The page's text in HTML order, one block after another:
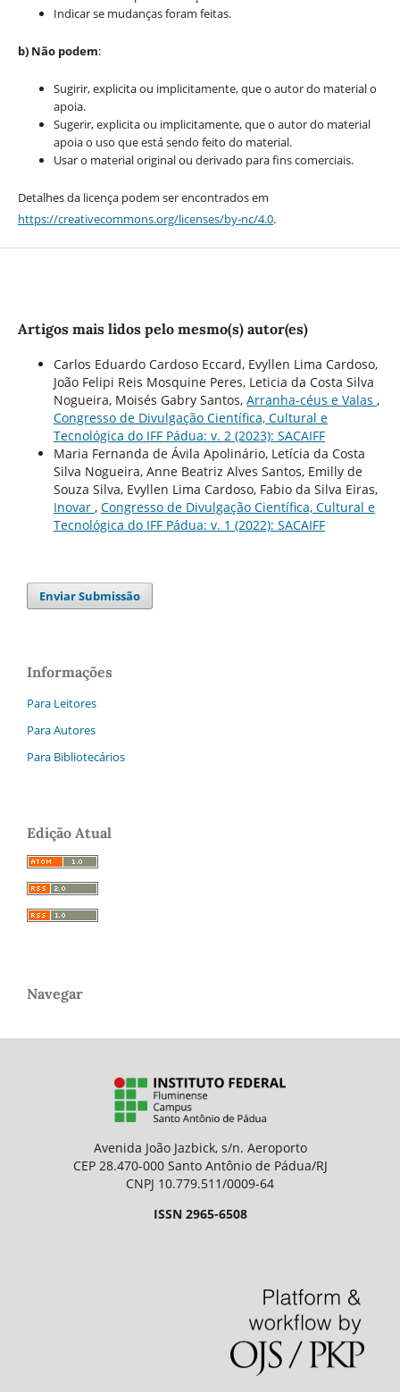
Indicar se mudanças foram feitas.
b) Não podem:
Sugirir, explicita ou implicitamente, que o autor do material o
apoia.
Sugerir, explicita ou implicitamente, que o autor do material
apoia o uso que está sendo feito do material.
Usar o material original ou derivado para fins comerciais.
Detalhes da licença podem ser encontrados em
https://creativecommons.org/licenses/by-nc/4.0.
Artigos mais lidos pelo mesmo(s) autor(es)
Carlos Eduardo Cardoso Eccard, Evyllen Lima Cardoso,
João Felipi Reis Mosquine Peres, Leticia da Costa Silva
Nogueira, Moisés Gabry Santos, Arranha-céus e Valas ,
Congresso de Divulgação Científica, Cultural e
Tecnológica do IFF Pádua: v. 2 (2023): SACAIFF
Maria Fernanda de Ávila Apolinário, Letícia da Costa
Silva Nogueira, Anne Beatriz Alves Santos, Emilly de
Souza Silva, Evyllen Lima Cardoso, Fabio da Silva Eiras,
Inovar , Congresso de Divulgação Científica, Cultural e
Tecnológica do IFF Pádua: v. 1 (2022): SACAIFF
Enviar Submissão
Informações
Para Leitores
Para Autores
Para Bibliotecários
Edição Atual
Navegar
Avenida João Jazbick, s/n. Aeroporto
CEP 28.470-000 Santo Antônio de Pádua/RJ
CNPJ 10.779.511/0009-64
ISSN 2965-6508